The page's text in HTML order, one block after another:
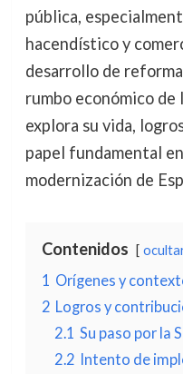
pública,
hacendístico y
desarrollo de
rumbo económico
explora su vida,
papel fundamental
modernización de
Contenidos
1 Orígenes y
2 Logros y
2.1 Su paso por la
2.2 Intento de